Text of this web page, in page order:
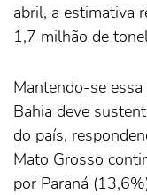
abril, a estimativa
1,7 milhão de
Mantendo-se
Bahia deve
do país,
Mato Grosso
por Paraná